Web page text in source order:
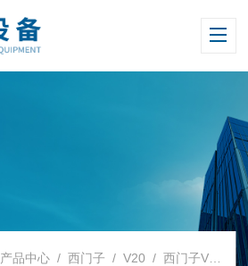
产品中心 /西门子 /V20 / 西门子V20变频器6SL3210-5BE21-1CV0 1.1KW